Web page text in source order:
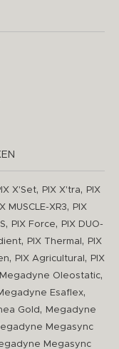
X'Set, PIX X'tra,
PIX
MUSCLE-XR3,
PIX
, PIX Force,
PIX DUO-
, PIX Thermal ,
PIX
, PIX Agricultural ,
PIX
Megadyne Oleostatic,
Esaflex,
Gold ,
Megadyne
Megasync
Megasync